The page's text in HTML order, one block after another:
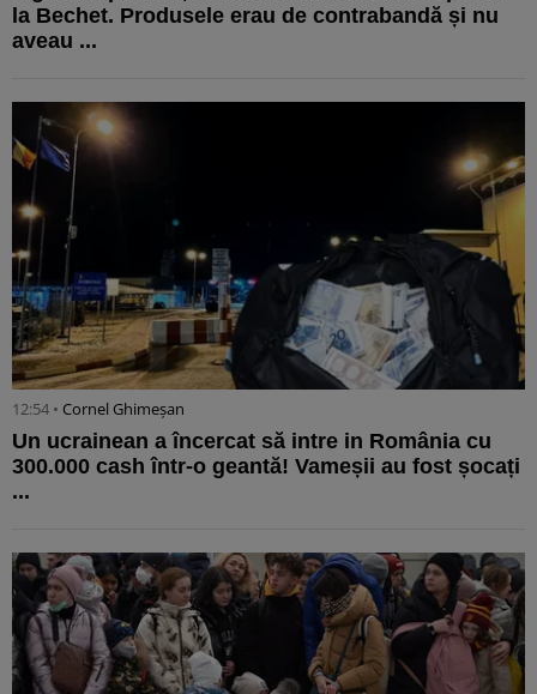
la Bechet. Produsele erau de contrabandă și nu
aveau ...
12:54 • Cornel Ghimeșan
Un ucrainean a încercat să intre in România cu
300.000 cash într-o geantă! Vameșii au fost șocați
...